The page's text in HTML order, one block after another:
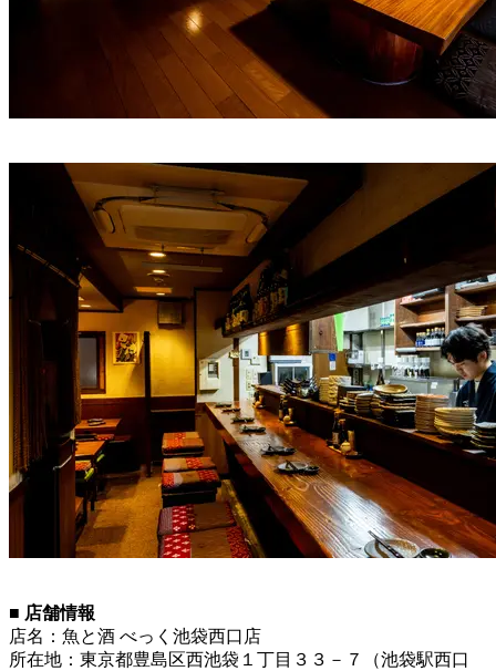
■ 店舗情報
店名：魚と酒 べっく池袋西口店
所在地：東京都豊島区西池袋１丁目３３－７（池袋駅西口